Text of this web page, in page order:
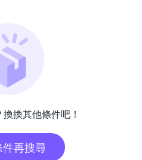
換其他條件吧！
再搜尋